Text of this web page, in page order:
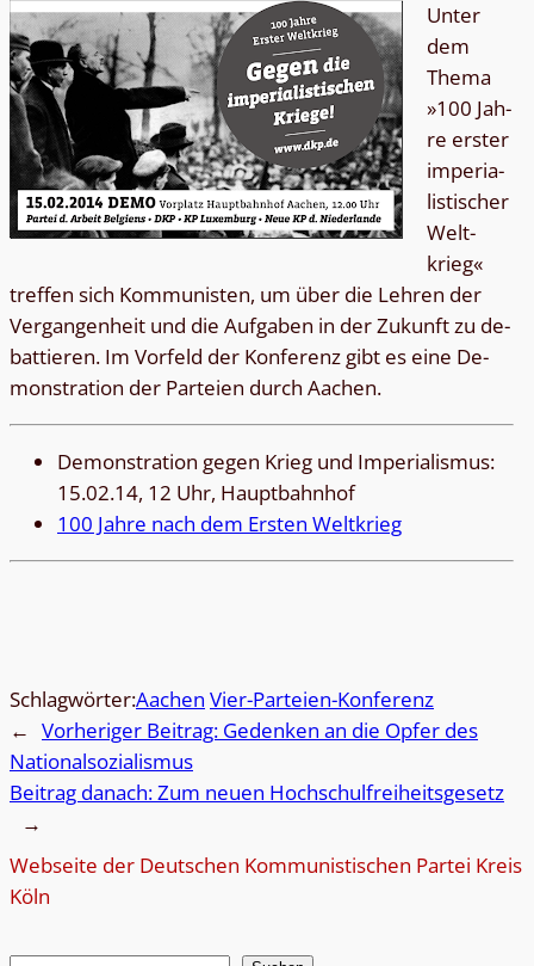
Un­ter
dem
The­ma
»100 Jah­
re ers­ter
im­pe­ria­
lis­ti­scher
Welt­
krieg«
tref­fen sich Kom­mu­nis­ten, um über die Leh­ren der
Ver­gan­gen­heit und die Auf­ga­ben in der Zu­kunft zu de­
bat­tie­ren. Im Vor­feld der Kon­fe­renz gibt es ei­ne De­
mons­tra­ti­on der Par­tei­en durch Aachen.
Demons­tra­tion gegen Krieg und Impe­ria­lis­mus:
15.02.14, 12 Uhr, Hauptbahnhof
100 Jahre nach dem Ers­ten Weltkrieg
Schlagwörter:Aa­chen Vier-Par­tei­en-Kon­fe­renz
← Vorheriger Beitrag: Geden­ken an die Opfer des
Nationalsozialismus
Beitrag danach:Zum neuen Hochschulfreiheitsgesetz
→
Webseite der Deutschen Kommunistischen Partei Kreis
Köln